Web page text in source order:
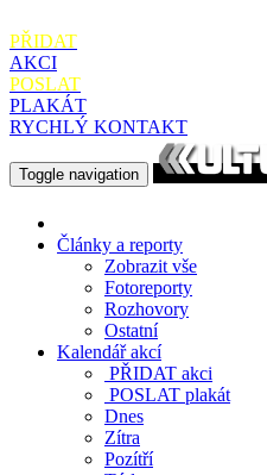
PŘIDAT
AKCI
POSLAT
PLAKÁT
RYCHLÝ KONTAKT
Toggle navigation
Články a reporty
Zobrazit vše
Fotoreporty
Rozhovory
Ostatní
Kalendář akcí
PŘIDAT akci
POSLAT plakát
Dnes
Zítra
Pozítří